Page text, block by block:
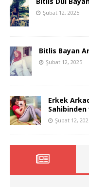
Şubat 12, 2025
Bitlis Bayan
Şubat 12, 2025
Erkek
Şubat 12,